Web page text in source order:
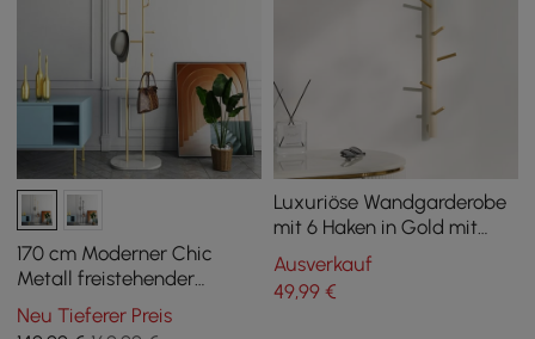
170 cm Moderner Chic
Metall freistehender
Kleiderständer
Marmorsockel in Gold
Neu Tieferer Preis
Luxuriöse Wandgarderobe
mit 6 Haken in Gold mit
hoher Tragfähigkeit und
Lackierung
Ausverkauf
49,99€